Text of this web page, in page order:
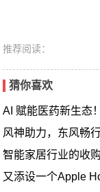
推荐阅读：
猜你喜欢
AI 赋能医药新生态
风神助力，东风畅
智能家居行业的收
又添设一个Apple